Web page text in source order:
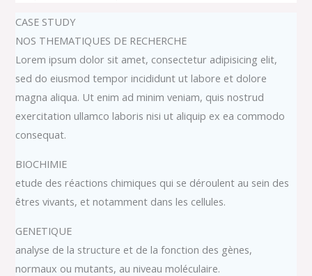
CASE STUDY
NOS THEMATIQUES DE RECHERCHE
Lorem ipsum dolor sit amet, consectetur adipisicing elit,
sed do eiusmod tempor incididunt ut labore et dolore
magna aliqua. Ut enim ad minim veniam, quis nostrud
exercitation ullamco laboris nisi ut aliquip ex ea commodo
consequat.
BIOCHIMIE
etude des réactions chimiques qui se déroulent au sein des
êtres vivants, et notamment dans les cellules.
GENETIQUE
analyse de la structure et de la fonction des gènes,
normaux ou mutants, au niveau moléculaire.